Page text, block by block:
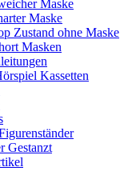
Maske
Maske
Zustand ohne Maske
Masken
Kassetten
Gestanzt